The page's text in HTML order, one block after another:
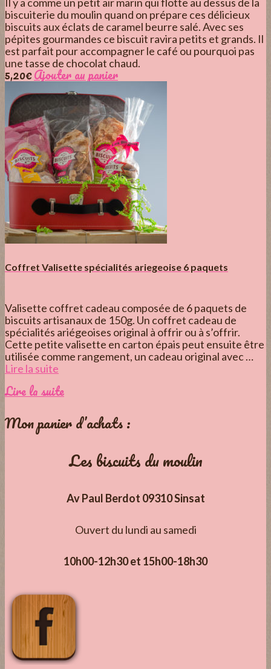
biscuiterie du moulin quand on prépare ces délicieux
biscuits aux éclats de caramel beurre salé. Avec ses
pépites gourmandes ce biscuit ravira petits et grands. Il
est parfait pour accompagner le café ou pourquoi pas
une tasse de chocolat chaud.
5,20€Ajouter au panier
Coffret Valisette spécialités ariegeoise 6 paquets
Valisette coffret cadeau composée de 6 paquets de
biscuits artisanaux de 150g. Un coffret cadeau de
spécialités ariégeoises original à offrir ou à s’offrir.
Cette petite valisette en carton épais peut ensuite être
utilisée comme rangement, un cadeau original avec …
Lire la suite­­
Lire la suite
Mon panier d’achats :
Les biscuits du moulin
Av Paul Berdot 09310 Sinsat
Ouvert du lundi au samedi
10h00-12h30 et 15h00-18h30